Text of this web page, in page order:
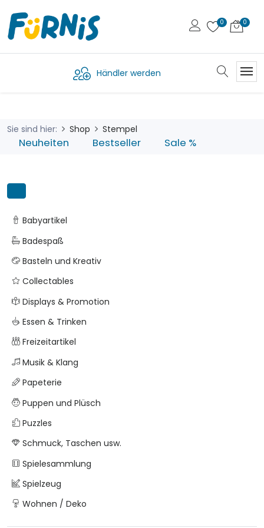
Händler werden
Sie sind hier: Shop Stempel
Neuheiten Bestseller Sale %
Babyartikel
Badespaß
Basteln und Kreativ
Collectables
Displays & Promotion
Essen & Trinken
Freizeitartikel
Musik & Klang
Papeterie
Puppen und Plüsch
Puzzles
Schmuck, Taschen usw.
Spielesammlung
Spielzeug
Wohnen / Deko